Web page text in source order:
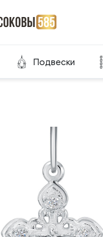
Подвески
Склад готовой продукции